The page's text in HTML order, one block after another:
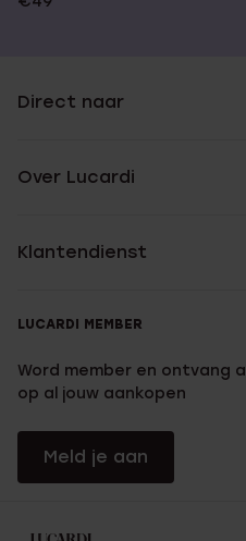
Direct naar
Over Lucardi
Klantendienst
LUCARDI MEMBER
Word member en ontvang
op al jouw aankopen
Meld je aan